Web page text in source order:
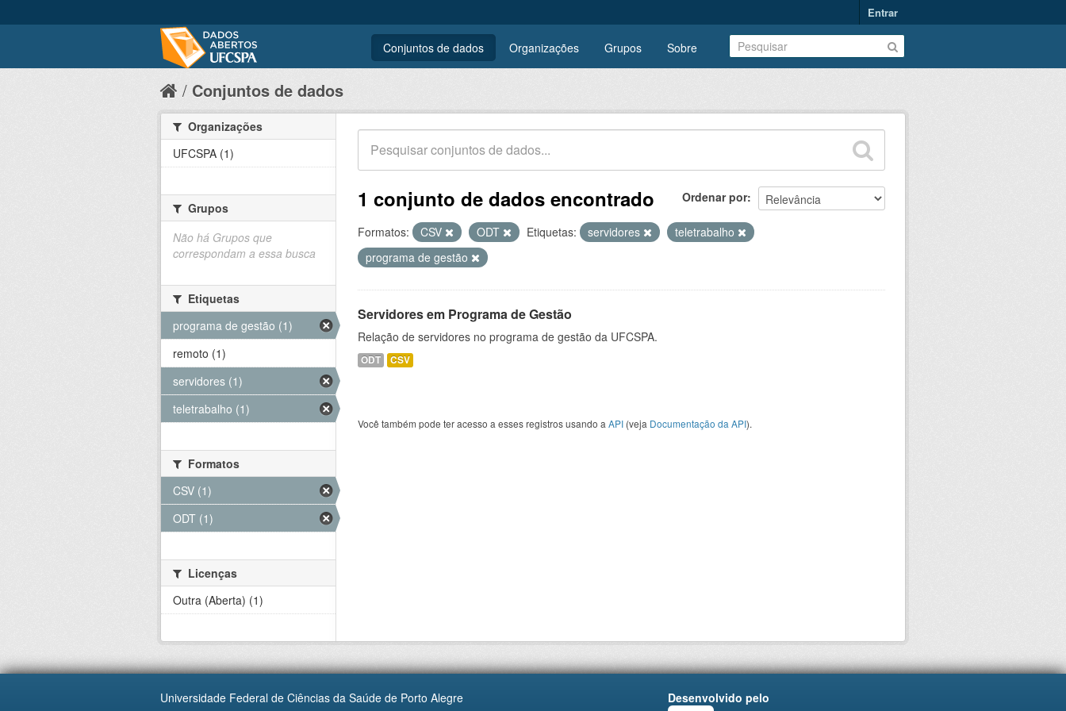
Entrar
Conjuntos de dados Organizações Grupos Sobre
Conjuntos de dados
Ordenar por
1 conjunto de dados encontrado
Formatos: CSV ODT Etiquetas: servidores
teletrabalho
programa de gestão
Servidores em Programa de Gestão
Relação de servidores no programa de gestão da UFCSPA.
ODT CSV
Você também pode ter acesso a esses registros usando a API (veja Documentação da API).
Organizações
UFCSPA (1)
Grupos
Não há Grupos que
correspondam a essa busca
Etiquetas
programa de gestão (1)
remoto (1)
servidores (1)
teletrabalho (1)
Formatos
CSV (1)
ODT (1)
Licenças
Outra (Aberta) (1)
Universidade Federal de Ciências da Saúde de Porto Alegre
Desenvolvido pelo